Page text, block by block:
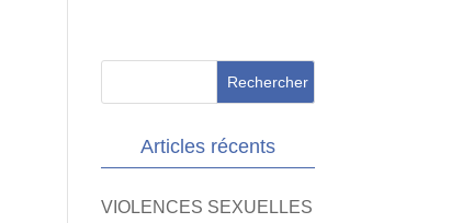
Articles récents
VIOLENCES SEXUELLES